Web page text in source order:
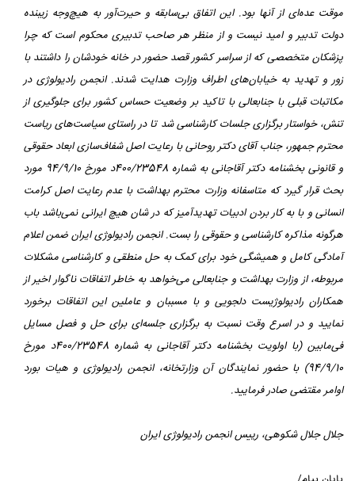
موقت عده‌ای از آنها بود. این اتفاق بی‌سابقه و حیرت‌آور به هیچ‌وجه زیبنده
دولت تدبیر و امید نیست و از منظر هر صاحب تدبیری محکوم است که چرا
پزشکان متخصصی که از سراسر کشور قصد حضور در خانه خودشان را داشتند با
زور و تهدید به خیابان‌های اطراف وزارت هدایت شدند. انجمن رادیولوژی در
مکاتبات قبلی با جنابعالی با تاکید بر وضعیت حساس کشور برای جلوگیری از
تنش، خواستار برگزاری جلسات کارشناسی شد تا در راستای سیاست‌های ریاست
محترم جمهور، جناب آقای دکتر روحانی با رعایت اصل شفاف‌سازی ابعاد حقوقی
و قانونی بخشنامه دکتر آقاجانی به شماره 400/23548د مورخ 94/9/10 مورد
بحث قرار گیرد که متاسفانه وزارت محترم بهداشت با عدم رعایت اصل کرامت
انسانی و با به کار بردن ادبیات تهدیدآمیز که در شان هیچ ایرانی نمی‌باشد باب
هرگونه مذاکره کارشناسی و حقوقی را بست. انجمن رادیولوژی ایران ضمن اعلام
آمادگی کامل و همیشگی خود برای کمک به حل منطقی و کارشناسی مشکلات
مربوطه، از وزارت بهداشت و جنابعالی می‌خواهد به خاطر اتفاقات ناگوار اخیر از
همکاران رادیولوژیست دلجویی و با مسببان و عاملین این اتفاقات برخورد
نمایید و در اسرع وقت نسبت به برگزاری جلسه‌ای برای حل و فصل مسایل
فی‌مابین (با اولویت بخشنامه دکتر آقاجانی به شماره 400/23548د مورخ
94/9/10) با حضور نمایندگان آن وزارتخانه، انجمن رادیولوژی و هیات بورد
اوامر مقتضی صادر فرمایید.
جلال جلال شکوهی، رییس انجمن رادیولوژی ایران